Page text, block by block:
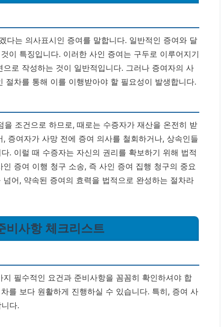
다는 의사표시인 증여를 말합니다. 일반적인 증여와 달
이 특징입니다. 이러한 사인 증여는 구두로 이루어지기
로 작성하는 것이 일반적입니다. 그러나 증여자의 사
차를 통해 이를 이행받아야 할 필요성이 발생합니다.
조건으로 하므로, 때로는 수증자가 재산을 온전히 받
증여자가 사망 전에 증여 의사를 철회하거나, 상속인들
. 이럴 때 수증자는 자신의 권리를 확보하기 위해 법적
증여 이행 청구 소송, 즉 사인 증여 집행 청구의 중요
어, 약속된 증여의 효력을 법적으로 완성하는 절차라
비사항 체크리스트
필수적인 요건과 준비사항을 꼼꼼히 확인하셔야 합
를 보다 원활하게 진행하실 수 있습니다. 특히, 증여 사
다.